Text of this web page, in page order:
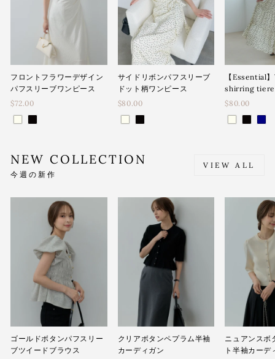
フロントフラワーデザイン
パフスリーブワンピース
$72.00
サイドリボンパフスリーブ
ドット柄ワンピース
$80.00
【Essential
shirring
$80.00
NEW COLLECTION
今週の新作
VIEW ALL
ゴールドボタンパフスリー
ブツイードブラウス
クリアボタンペプラム半袖
カーディガン
ニュアンスボ
ト半袖カーデ